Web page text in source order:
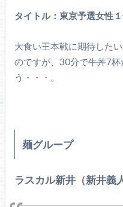
タイトル：東京予選女性
大食い王本戦に期待した
のですが、30分で牛丼7
う・・・。
麺グループ
ラスカル新井（新井義